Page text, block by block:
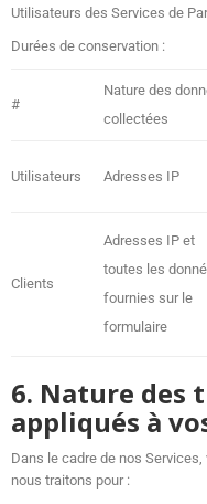
Utilisateurs des Services de
Durées de conservation :
#
Nature des
collectées
Utilisateurs Adresses IP
Clients
Adresses IP et
toutes les
fournies sur le
formulaire
6. Nature des
appliqués à
Dans le cadre de nos
nous traitons pour :